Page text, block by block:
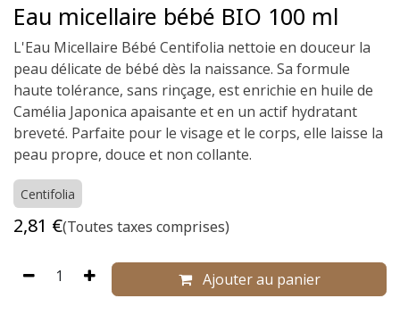
Eau micellaire bébé BIO 100 ml
L'Eau Micellaire Bébé Centifolia nettoie en douceur la
peau délicate de bébé dès la naissance. Sa formule
haute tolérance, sans rinçage, est enrichie en huile de
Camélia Japonica apaisante et en un actif hydratant
breveté. Parfaite pour le visage et le corps, elle laisse la
peau propre, douce et non collante.
Centifolia
2,81 €(Toutes taxes comprises)
Ajouter au panier